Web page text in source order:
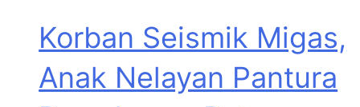
Korban Seismik Migas,
Anak Nelayan Pantura